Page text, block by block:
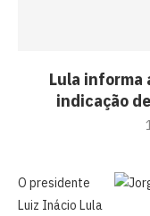
Lula informa
indicação
O presidente
Luiz Inácio Lula